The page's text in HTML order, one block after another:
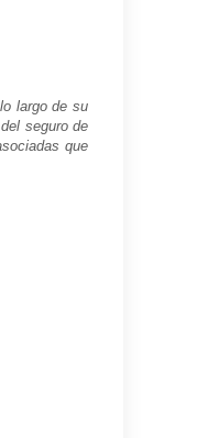
largo de su
seguro de
que